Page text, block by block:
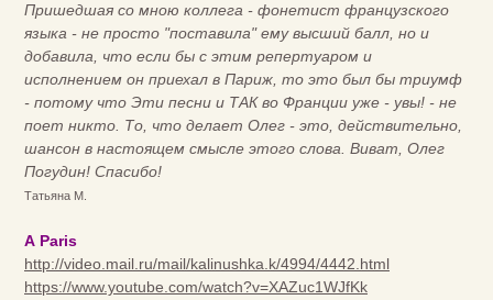
Пришедшая со мною коллега - фонетист французского
языка - не просто "поставила" ему высший балл, но и
добавила, что если бы с этим репертуаром и
исполнением он приехал в Париж, то это был бы триумф
- потому что Эти песни и ТАК во Франции уже - увы! - не
поет никто. То, что делает Олег - это, действительно,
шансон в настоящем смысле этого слова. Виват, Олег
Погудин! Спасибо!
Татьяна М.
А Раris
http://video.mail.ru/mail/kalinushka.k/4994/4442.html
https://www.youtube.com/watch?v=XAZuc1WJfKk